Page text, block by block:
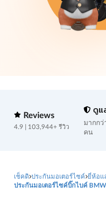
Reviews
4.9 | 103,944+ รีวิว
ดูแ
มากกว่
คน
เช็คดิ ประกันมอเตอร์ไซค์ ยี่ห้อแ
ประกันมอเตอร์ไซค์บิ๊กไบค์ BMW